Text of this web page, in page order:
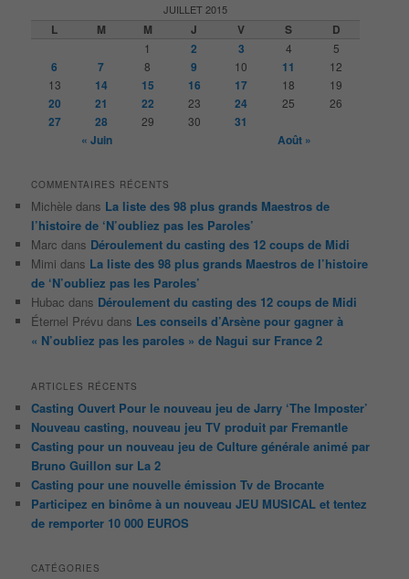
JUILLET 2015
L M M J V S D
1 2 3 4 5
6 7 8 9 10 11
12
13
14 15 16 17 18 19
20 21 22 23 24 25 26
27 28 29 30
31
« Juin
Août »
COMMENTAIRES RÉCENTS
Michèle dans La liste des 98 plus grands Maestros de
l’histoire de ‘N’oubliez pas les Paroles’
Marc dans Déroulement du casting des 12 coups de Midi
Mimi dans La liste des 98 plus grands Maestros de l’histoire
de ‘N’oubliez pas les Paroles’
Hubac dans Déroulement du casting des 12 coups de Midi
Éternel Prévu dans Les conseils d’Arsène pour gagner à
« N’oubliez pas les paroles » de Nagui sur France 2
ARTICLES RÉCENTS
Casting Ouvert Pour le nouveau jeu de Jarry ‘The Imposter’
Nouveau casting, nouveau jeu TV produit par Fremantle
Casting pour un nouveau jeu de Culture générale animé par
Bruno Guillon sur La 2
Casting pour une nouvelle émission Tv de Brocante
Participez en binôme à un nouveau JEU MUSICAL et tentez
de remporter 10 000 EUROS
CATÉGORIES